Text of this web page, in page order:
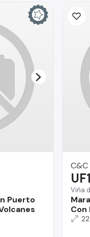
Puerto
Viña
Con